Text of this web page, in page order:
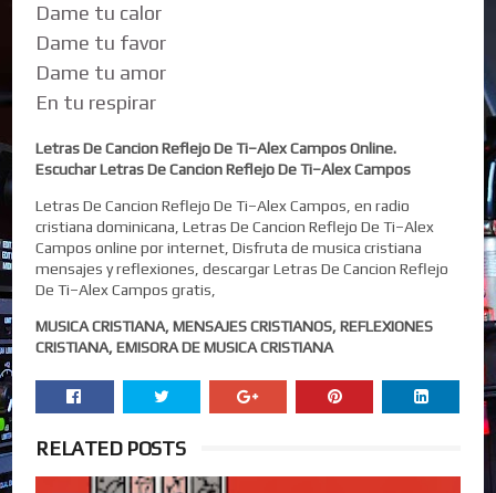
Dame tu calor
Dame tu favor
Dame tu amor
En tu respirar
Letras De Cancion Reflejo De Ti–Alex Campos Online.
Escuchar Letras De Cancion Reflejo De Ti–Alex Campos
Letras De Cancion Reflejo De Ti–Alex Campos, en radio
cristiana dominicana, Letras De Cancion Reflejo De Ti–Alex
Campos online por internet, Disfruta de musica cristiana
mensajes y reflexiones, descargar Letras De Cancion Reflejo
De Ti–Alex Campos gratis,
MUSICA CRISTIANA, MENSAJES CRISTIANOS, REFLEXIONES
CRISTIANA, EMISORA DE MUSICA CRISTIANA
RELATED POSTS